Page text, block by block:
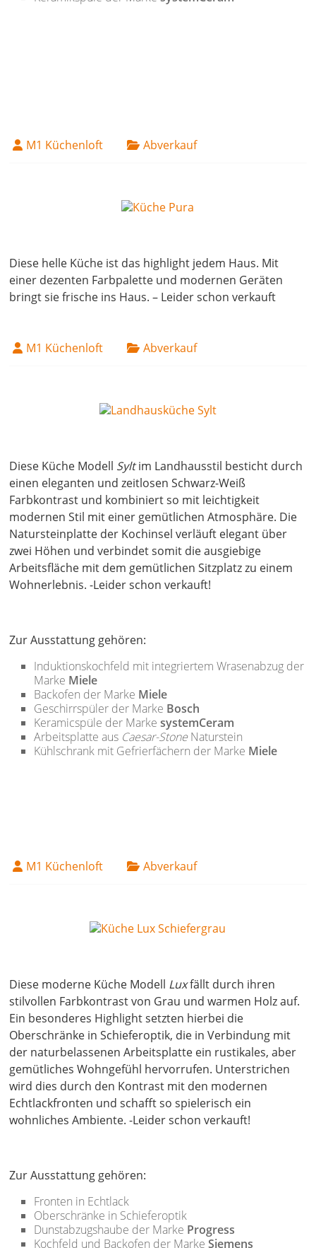
M1 Küchenloft Abverkauf
Diese helle Küche ist das highlight jedem Haus. Mit
einer dezenten Farbpalette und modernen Geräten
bringt sie frische ins Haus. – Leider schon verkauft
M1 Küchenloft Abverkauf
Diese Küche Modell Syltim Landhausstil besticht durch
einen eleganten und zeitlosen Schwarz-Weiß
Farbkontrast und kombiniert so mit leichtigkeit
modernen Stil mit einer gemütlichen Atmosphäre. Die
Natursteinplatte der Kochinsel verläuft elegant über
zwei Höhen und verbindet somit die ausgiebige
Arbeitsfläche mit dem gemütlichen Sitzplatz zu einem
Wohnerlebnis. -Leider schon verkauft!
Zur Ausstattung gehören:
Induktionskochfeld mit integriertem Wrasenabzug der
Marke Miele
Backofen der Marke Miele
Geschirrspüler der Marke Bosch
Keramicspüle der MarkesystemCeram
Arbeitsplatte aus Caesar-StoneNaturstein
Kühlschrank mit Gefrierfächern der Marke Miele
M1 Küchenloft Abverkauf
Diese moderne Küche Modell Luxfällt durch ihren
stilvollen Farbkontrast von Grau und warmen Holz auf.
Ein besonderes Highlight setzten hierbei die
Oberschränke in Schieferoptik, die in Verbindung mit
der naturbelassenen Arbeitsplatte ein rustikales, aber
gemütliches Wohngefühl hervorrufen. Unterstrichen
wird dies durch den Kontrast mit den modernen
Echtlackfronten und schafft so spielerisch ein
wohnliches Ambiente. -Leider schon verkauft!
Zur Ausstattung gehören:
Fronten in Echtlack
Oberschränke in Schieferoptik
Dunstabzugshaube der Marke Progress
Kochfeld und Backofen der MarkeSiemens